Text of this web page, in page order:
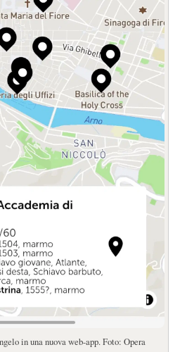
in una nuova web-app. Foto: Opera